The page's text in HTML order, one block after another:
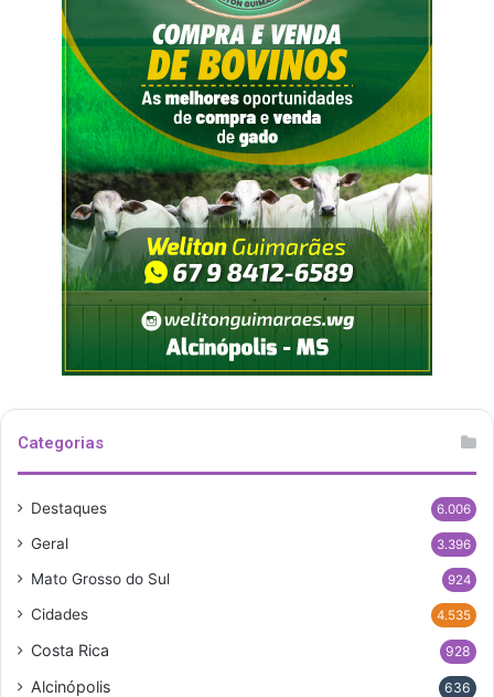
Categorias
Destaques 6.006
Geral 3.396
Mato Grosso do Sul 924
Cidades 4.535
Costa Rica 928
Alcinópolis 636